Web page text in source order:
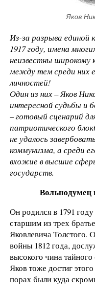
Яков
Из-за разрыва единой
1917 году, имена
неизвестны широкому
между тем среди них
личностей!
Один из них – Яков
интересной судьбы и
– готовый сценарий
патриотического
не удалось
коммунизма, а среди
вхожие в высшие
государств.
Вольнодумец
Он родился в 1791
старшим из трех
Яковлевича Толстого.
войны 1812 года,
высокого чина
Яков тоже достиг
порах были куда